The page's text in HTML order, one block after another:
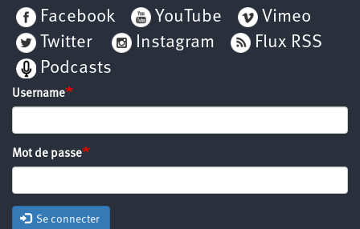
Facebook
YouTube
Vimeo
Twitter
Instagram
Flux RSS
Podcasts
Username
Mot de passe
Se connecter